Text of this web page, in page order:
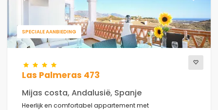
SPECIALE AANBIEDING
Las Palmeras 473
Mijas costa, Andalusië, Spanje
Heerlijk en comfortabel appartement met